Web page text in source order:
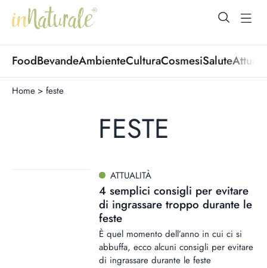
open
FoodBevandeAmbienteCulturaCosmesiSalute
Home > feste
FESTE
ATTUALITÀ
4 semplici consigli per evitare
di ingrassare troppo durante le
feste
È quel momento dell’anno in cui ci si
abbuffa, ecco alcuni consigli per evitare
di ingrassare durante le feste